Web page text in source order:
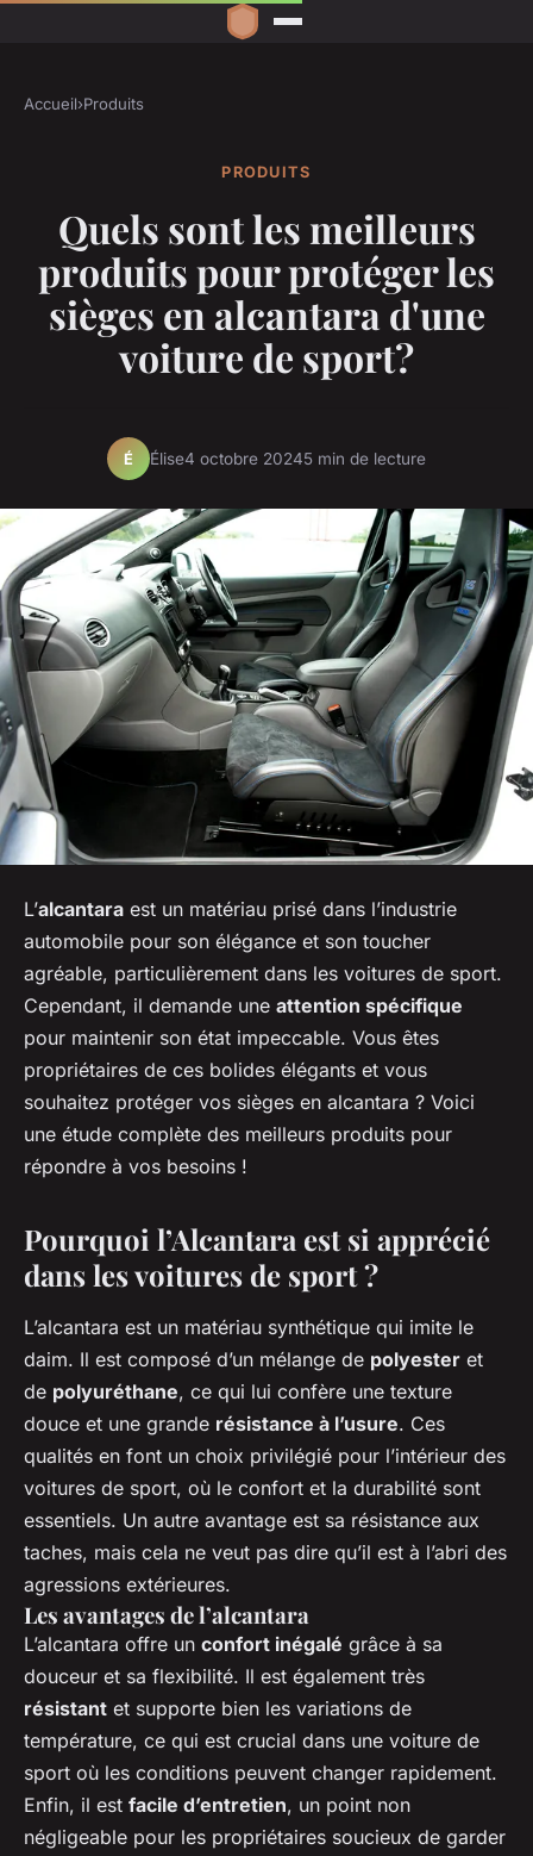
Accueil›Produits
PRODUITS
Quels sont les meilleurs
produits pour protéger les
sièges en alcantara d'une
voiture de sport?
É Élise4 octobre 20245 min de lecture
L’alcantara est un matériau prisé dans l’industrie
automobile pour son élégance et son toucher
agréable, particulièrement dans les voitures de sport.
Cependant, il demande une attention spécifique
pour maintenir son état impeccable. Vous êtes
propriétaires de ces bolides élégants et vous
souhaitez protéger vos sièges en alcantara ? Voici
une étude complète des meilleurs produits pour
répondre à vos besoins !
Pourquoi l’Alcantara est si apprécié
dans les voitures de sport ?
L’alcantara est un matériau synthétique qui imite le
daim. Il est composé d’un mélange de polyester et
de polyuréthane, ce qui lui confère une texture
douce et une grande résistance à l’usure. Ces
qualités en font un choix privilégié pour l’intérieur des
voitures de sport, où le confort et la durabilité sont
essentiels. Un autre avantage est sa résistance aux
taches, mais cela ne veut pas dire qu’il est à l’abri des
agressions extérieures.
Les avantages de l’alcantara
L’alcantara offre un confort inégalé grâce à sa
douceur et sa flexibilité. Il est également très
résistant et supporte bien les variations de
température, ce qui est crucial dans une voiture de
sport où les conditions peuvent changer rapidement.
Enfin, il est facile d’entretien, un point non
négligeable pour les propriétaires soucieux de garder